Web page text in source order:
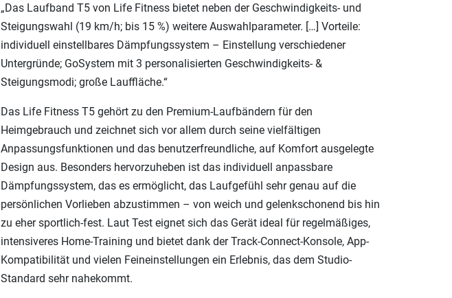
„Das Laufband T5 von Life Fitness bietet neben der Geschwindigkeits- und
Steigungswahl (19 km/h; bis 15 %) weitere Auswahlparameter. […] Vorteile:
individuell einstellbares Dämpfungssystem – Einstellung verschiedener
Untergründe; GoSystem mit 3 personalisierten Geschwindigkeits- &
Steigungsmodi; große Lauffläche.“
Das Life Fitness T5 gehört zu den Premium-Laufbändern für den
Heimgebrauch und zeichnet sich vor allem durch seine vielfältigen
Anpassungsfunktionen und das benutzerfreundliche, auf Komfort ausgelegte
Design aus. Besonders hervorzuheben ist das individuell anpassbare
Dämpfungssystem, das es ermöglicht, das Laufgefühl sehr genau auf die
persönlichen Vorlieben abzustimmen – von weich und gelenkschonend bis hin
zu eher sportlich-fest. Laut Test eignet sich das Gerät ideal für regelmäßiges,
intensiveres Home-Training und bietet dank der Track-Connect-Konsole, App-
Kompatibilität und vielen Feineinstellungen ein Erlebnis, das dem Studio-
Standard sehr nahekommt.